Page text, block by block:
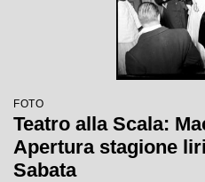
FOTO
Teatro alla Scala:
Apertura stagione
Sabata